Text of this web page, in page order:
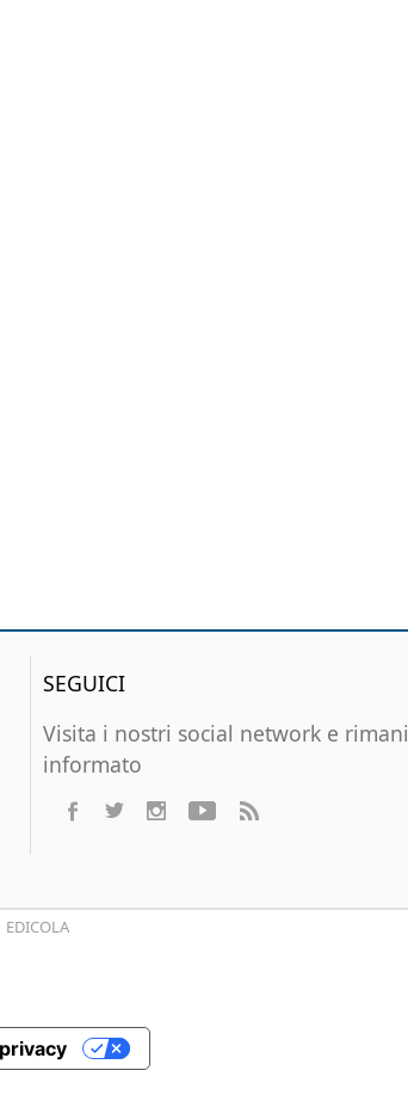
SEGUICI
Visita i nostri social network e rimani
informato
EDICOLA